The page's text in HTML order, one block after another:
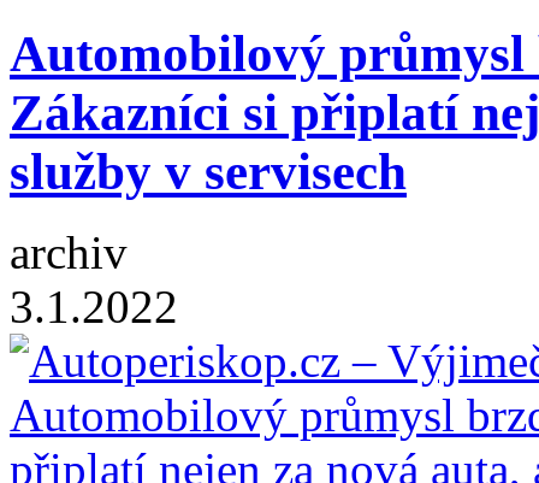
Automobilový průmysl
Zákazníci si připlatí
služby v servisech
archiv
3.1.2022